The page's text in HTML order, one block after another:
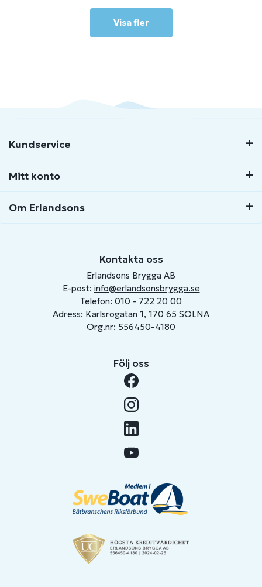
Visa fler
Kundservice
Mitt konto
Om Erlandsons
Kontakta oss
Erlandsons Brygga AB
E-post: info@erlandsonsbrygga.se
Telefon: 010 - 722 20 00
Adress: Karlsrogatan 1, 170 65 SOLNA
Org.nr: 556450-4180
Följ oss